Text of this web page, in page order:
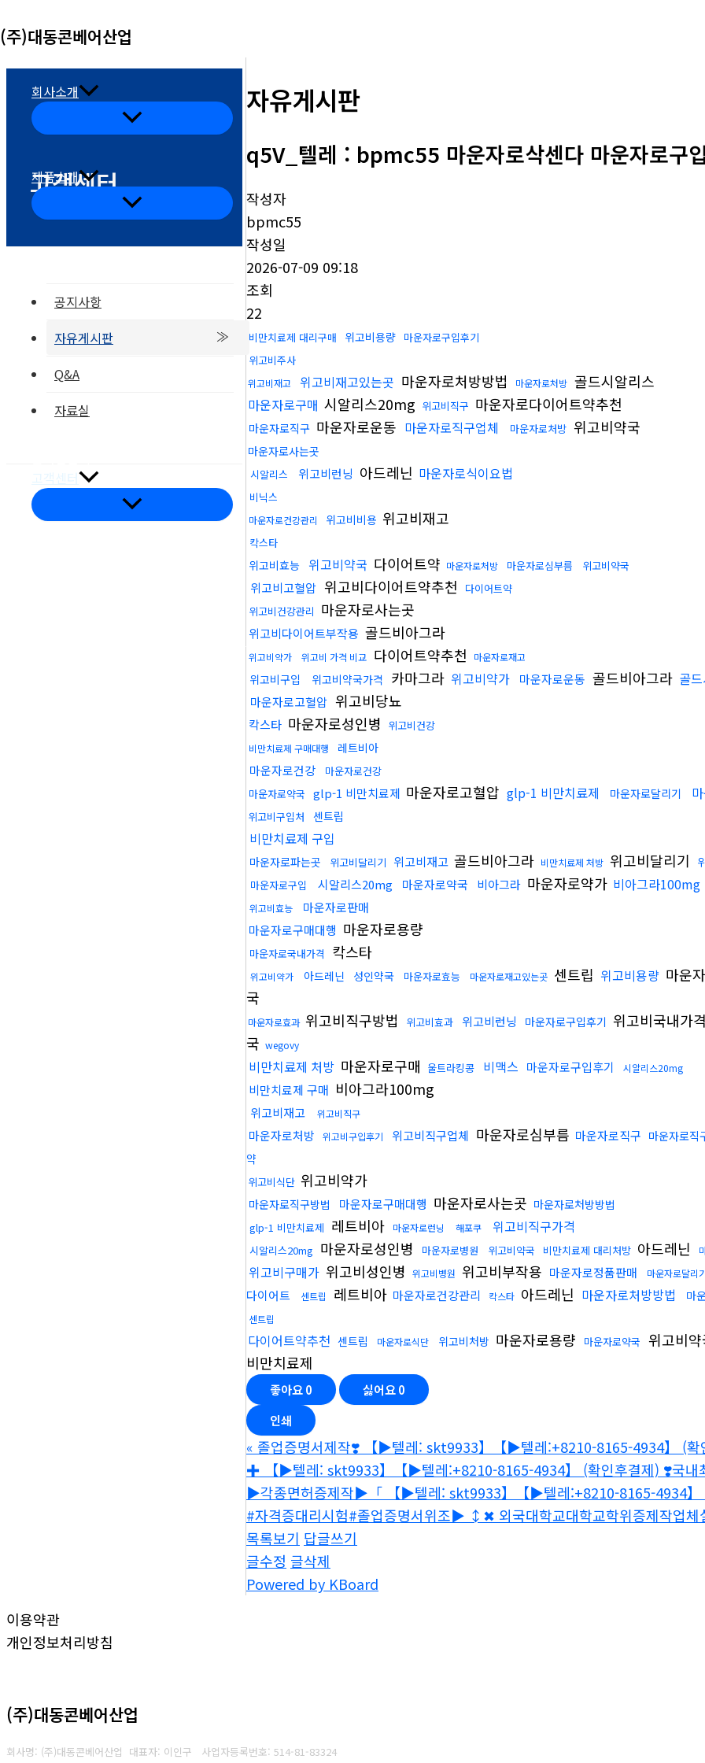
텐
(주)대동콘베어산업
회사소개
메
뉴
토
제품소개
메
뉴
토
고객센터
메
뉴
토
고객센터
공지사항
자유게시판
Q&A
자료실
자유게시판
q5V_텔레 : bpmc55 마운자로삭센다 마운자로구
작성자
bpmc55
작성일
2026-07-09 09:18
조회
22
비만치료제 대리구매 위고비용량 마운자로구입후기
위고비주사
위고비재고 위고비재고있는곳 마운자로처방방법 마운자로처방 골드시알리스
마운자로구매 시알리스20mg 위고비직구 마운자로다이어트약추천
마운자로직구 마운자로운동 마운자로직구업체 마운자로처방 위고비약국
마운자로사는곳
시알리스 위고비런닝 아드레닌 마운자로식이요법
비닉스
마운자로건강관리 위고비비용 위고비재고
칵스타
위고비효능 위고비약국 다이어트약 마운자로처방 마운자로심부름 위고비약국
위고비고혈압 위고비다이어트약추천
다이어트약
위고비건강관리 마운자로사는곳
위고비다이어트부작용 골드비아그라
위고비약가 위고비 가격 비교 다이어트약추천 마운자로재고
위고비구입 위고비약국가격 카마그라 위고비약가 마운자로운동 골드비아그라 골
마운자로고혈압 위고비당뇨
칵스타 마운자로성인병 위고비건강
비만치료제 구매대행 레트비아
마운자로건강
마운자로건강
마운자로약국 glp-1 비만치료제 마운자로고혈압 glp-1 비만치료제 마운자로달리기
위고비구입처 센트립
비만치료제 구입
마운자로파는곳 위고비달리기 위고비재고 골드비아그라 비만치료제 처방 위고비달리기
마운자로구입 시알리스20mg 마운자로약국 비아그라 마운자로약가 비아그라100mg
위고비효능
마운자로판매
마운자로구매대행 마운자로용량
마운자로국내가격 칵스타
위고비약가 아드레닌 성인약국 마운자로효능 마운자로재고있는곳 센트립 위고비용량 마운
국
마운자로효과 위고비직구방법 위고비효과 위고비런닝 마운자로구입후기 위고비국내가
국 wegovy
비만치료제 처방 마운자로구매 울트라킹콩 비맥스 마운자로구입후기 시알리스20mg
비만치료제 구매 비아그라100mg
위고비재고 위고비직구
마운자로처방 위고비구입후기 위고비직구업체 마운자로심부름 마운자로직구 마운자로직
약
위고비식단 위고비약가
마운자로직구방법 마운자로구매대행 마운자로사는곳 마운자로처방방법
glp-1 비만치료제 레트비아 마운자로런닝 해포쿠 위고비직구가격
시알리스20mg 마운자로성인병 마운자로병원 위고비약국 비만치료제 대리처방 아드레닌
위고비구매가 위고비성인병 위고비병원 위고비부작용 마운자로정품판매 마운자로달리
다이어트 센트립 레트비아 마운자로건강관리 칵스타 아드레닌 마운자로처방방법 마
센트립
다이어트약추천 센트립 마운자로식단 위고비처방 마운자로용량 마운자로약국 위고비
비만치료제
좋아요0 싫어요0
인쇄
« 졸업증명서제작❣️ 【▶텔레: skt9933】【▶텔레:+8210-8165-4934】 (
✚ 【▶텔레: skt9933】【▶텔레:+8210-8165-4934】 (확인후결제) ❣️국내
▶️각종면허증제작▶️「 【▶텔레: skt9933】【▶텔레:+8210-8165-4934】
#자격증대리시험#졸업증명서위조▶️ ↕✖ 외국대학교대학교학위증제작업
목록보기 답글쓰기
글수정 글삭제
Powered by KBoard
이용약관
개인정보처리방침
(주)대동콘베어산업
회사명: (주)대동콘베어산업 대표자: 이인구 사업자등록번호: 514-81-83324